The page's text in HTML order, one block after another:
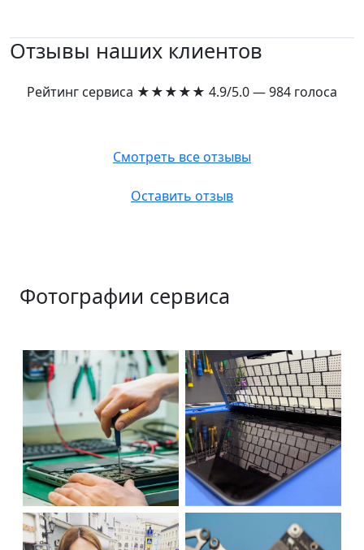
Отзывы наших клиентов
Рейтинг сервиса ★★★★★ 4.9/5.0 — 984 голоса
Смотреть все отзывы
Оставить отзыв
Фотографии сервиса